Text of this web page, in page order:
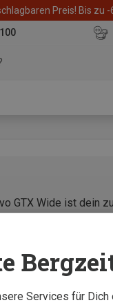
Preis! Bis zu
GTX Wide ist dein
Services für